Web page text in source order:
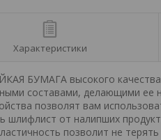
Характеристики
БУМАГА высокого
составами, делающими ее
позволят вам
от налипших
позволит не